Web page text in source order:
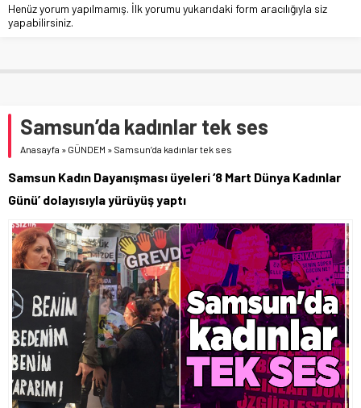
Henüz yorum yapılmamış. İlk yorumu yukarıdaki form aracılığıyla siz
yapabilirsiniz.
Samsun’da kadınlar tek ses
Anasayfa » GÜNDEM » Samsun’da kadınlar tek ses
Samsun Kadın Dayanışması üyeleri ‘8 Mart Dünya Kadınlar
Günü’ dolayısıyla yürüyüş yaptı